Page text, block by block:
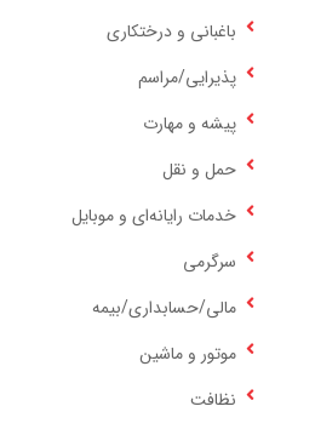
باغبانی و درختکاری
پذیرایی/مراسم
پیشه و مهارت
حمل و نقل
خدمات رایانه‌ای و موبایل
سرگرمی
مالی/حسابداری/بیمه
موتور و ماشین
نظافت